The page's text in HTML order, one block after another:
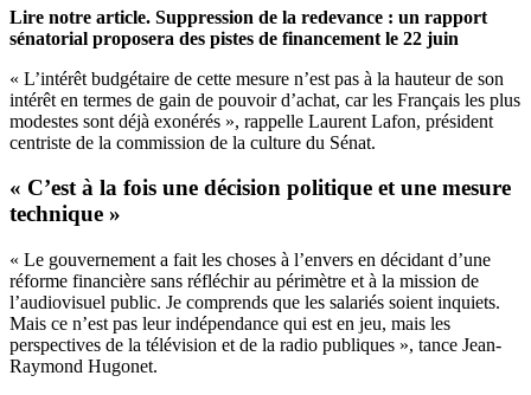
Lire notre article. Suppression de la redevance : un rapport
sénatorial proposera des pistes de financement le 22 juin
« L’intérêt budgétaire de cette mesure n’est pas à la hauteur de son
intérêt en termes de gain de pouvoir d’achat, car les Français les plus
modestes sont déjà exonérés », rappelle Laurent Lafon, président
centriste de la commission de la culture du Sénat.
« C’est à la fois une décision politique et une mesure
technique »
« Le gouvernement a fait les choses à l’envers en décidant d’une
réforme financière sans réfléchir au périmètre et à la mission de
l’audiovisuel public. Je comprends que les salariés soient inquiets.
Mais ce n’est pas leur indépendance qui est en jeu, mais les
perspectives de la télévision et de la radio publiques », tance Jean-
Raymond Hugonet.